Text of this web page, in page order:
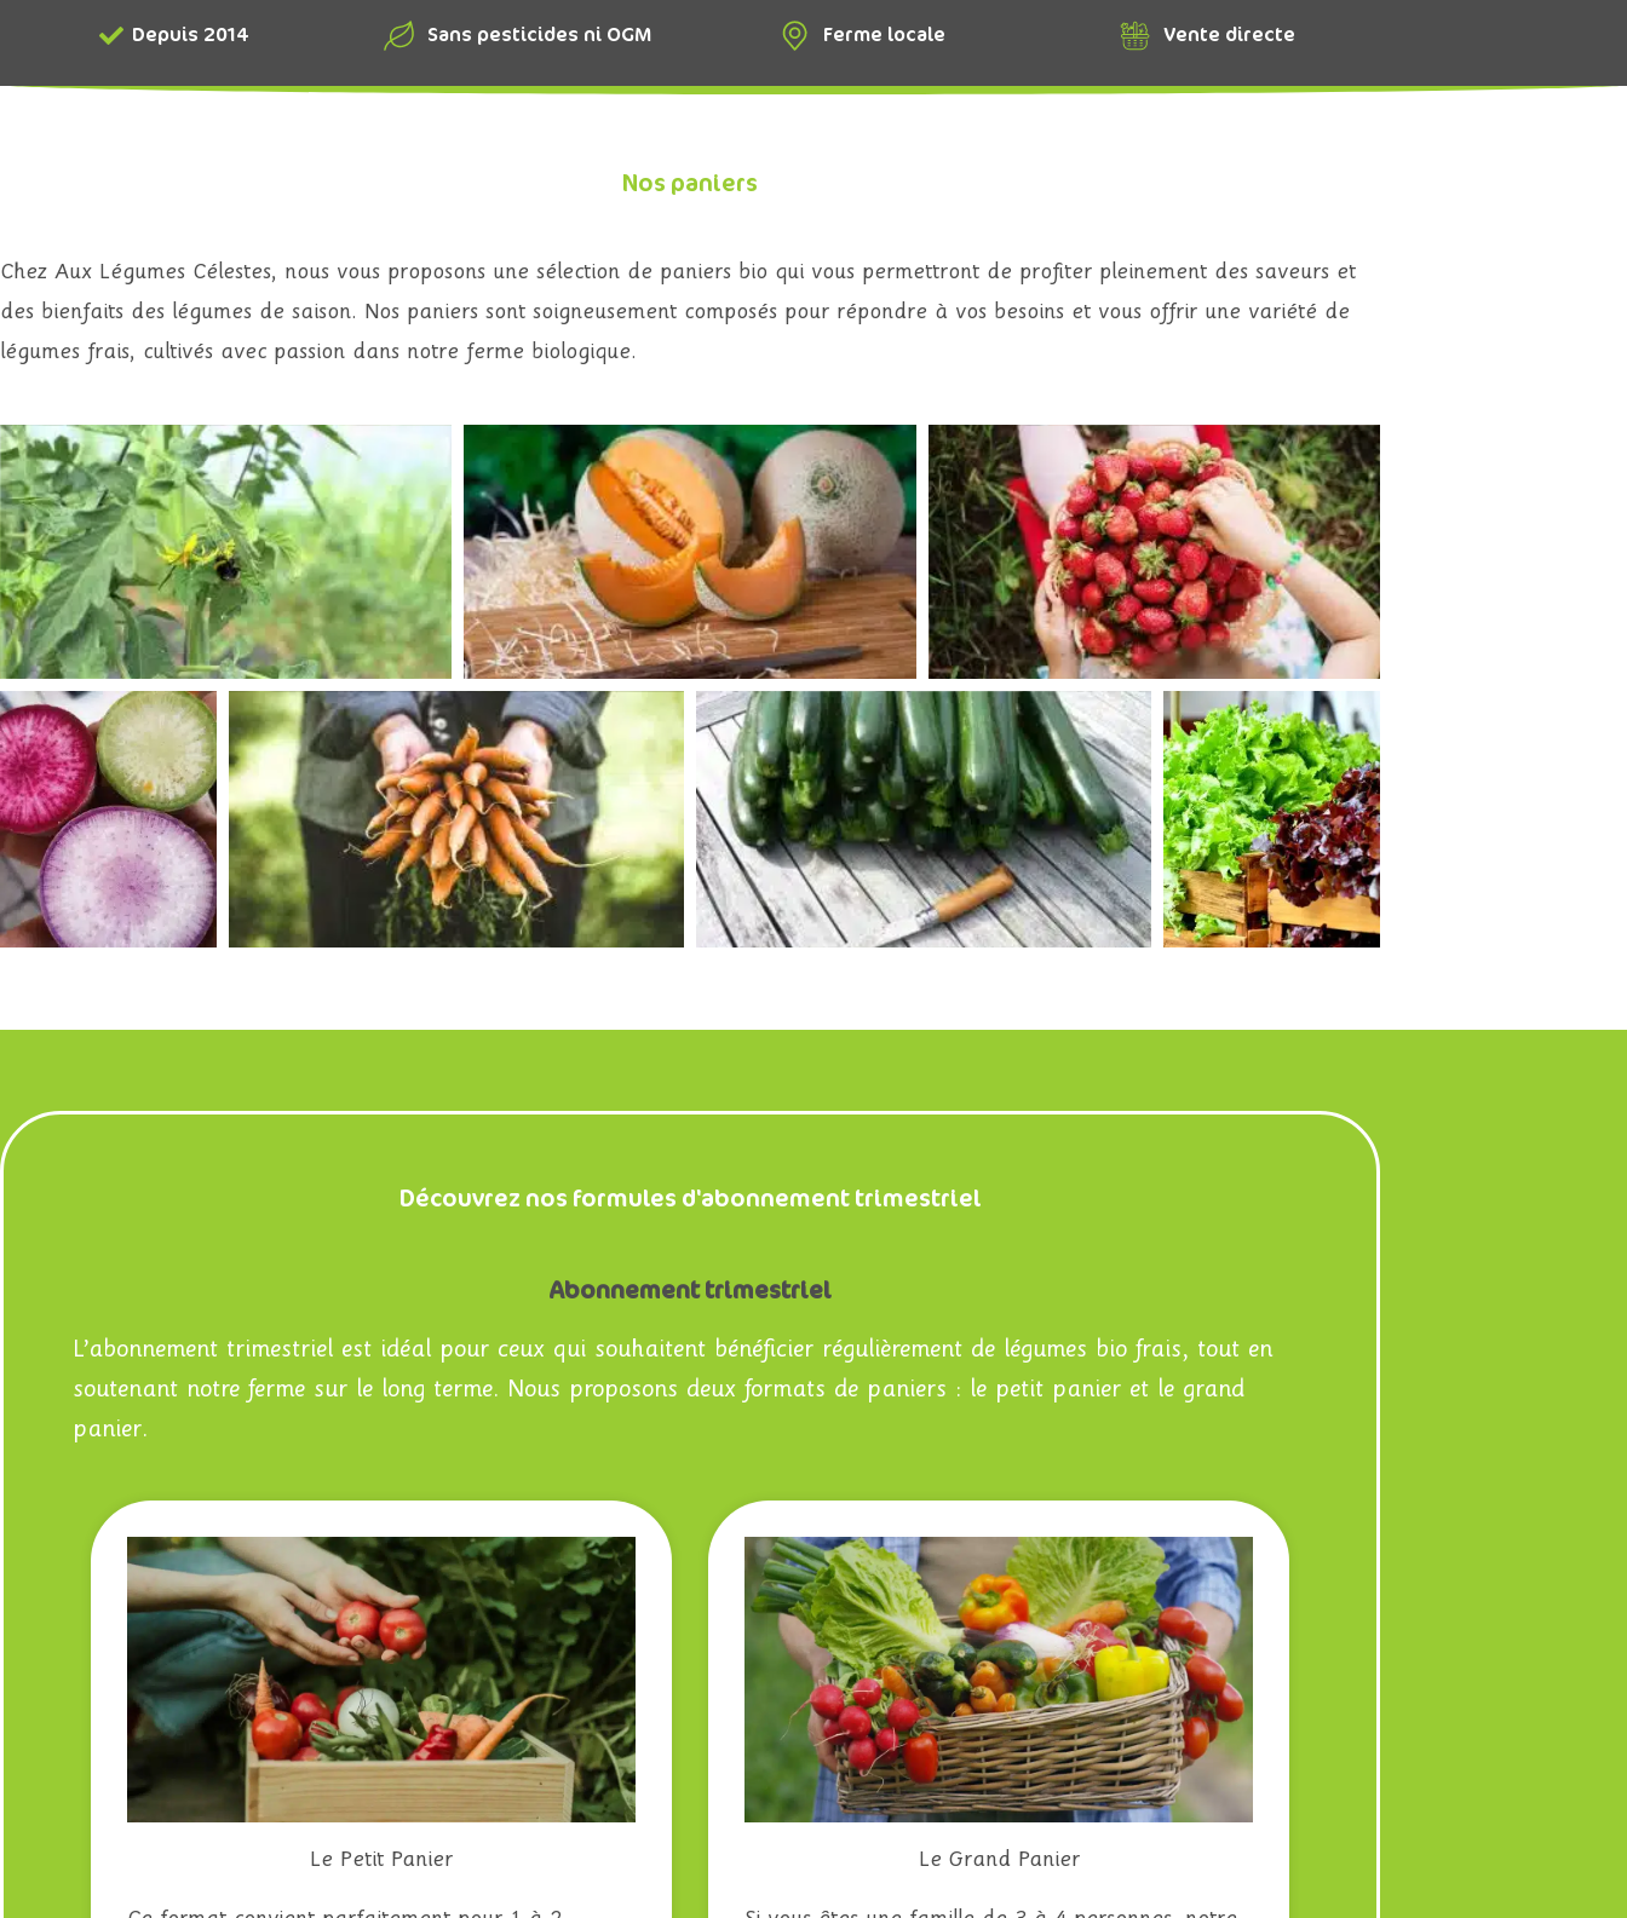
Depuis 2014 Sans pesticides ni OGM Ferme locale Vente directe
Nos paniers
Chez Aux Légumes Célestes, nous vous proposons une sélection de paniers bio qui vous permettront de profiter pleinement des saveurs et
des bienfaits des légumes de saison. Nos paniers sont soigneusement composés pour répondre à vos besoins et vous offrir une variété de
légumes frais, cultivés avec passion dans notre ferme biologique.
Découvrez nos formules d'abonnement trimestriel
Abonnement trimestriel
L’abonnement trimestriel est idéal pour ceux qui souhaitent bénéficier régulièrement de légumes bio frais, tout en
soutenant notre ferme sur le long terme. Nous proposons deux formats de paniers : le petit panier et le grand
panier.
Le Petit Panier Le Grand Panier